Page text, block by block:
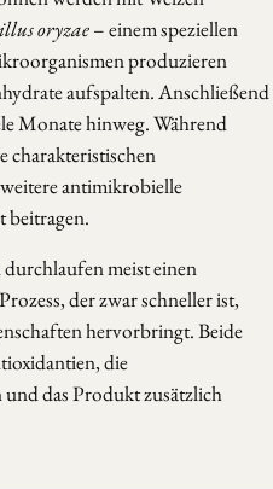
oryzae– einem speziellen
produzieren
aufspalten. Anschließend
Monate hinweg. Während
charakteristischen
antimikrobielle
beitragen.
meist einen
der zwar schneller ist,
hervorbringt. Beide
die
und das Produkt zusätzlich